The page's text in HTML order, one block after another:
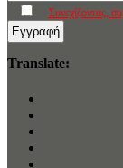
Συνεχίζοντας,
Translate: